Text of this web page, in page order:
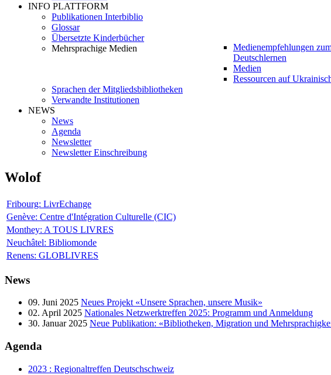
INFO PLATTFORM
Publikationen Interbiblio
Glossar
Übersetzte Kinderbücher
Mehrsprachige Medien
Medienempfehlungen
Deutschlernen
Medien
Ressourcen auf
Sprachen der Mitgliedsbibliotheken
Verwandte Institutionen
NEWS
News
Agenda
Newsletter
Newsletter Einschreibung
Wolof
Fribourg: LivrEchange
Genève: Centre d'Intégration Culturelle (CIC)
Monthey: A TOUS LIVRES
Neuchâtel: Bibliomonde
Renens: GLOBLIVRES
News
09. Juni 2025 Neues Projekt «Unsere Sprachen, unsere Musik»
02. April 2025 Nationales Netzwerktreffen 2025: Programm und Anmeldung
30. Januar 2025 Neue Publikation: «Bibliotheken, Migration und
Agenda
2023 : Regionaltreffen Deutschschweiz